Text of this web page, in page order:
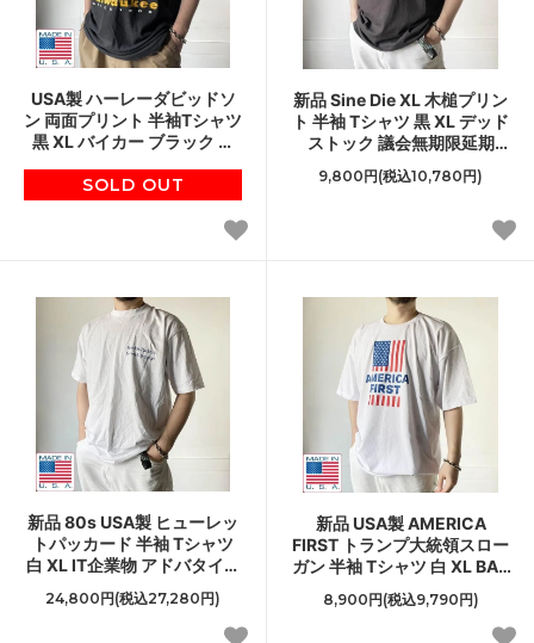
USA製 ハーレーダビッドソ
ン 両面プリント 半袖Tシャツ
黒 XL バイカー ブラック ア
SOLD OUT
新品 Sine Die XL 木槌プリン
ト 半袖 Tシャツ 黒 XL デッド
ストック 議会無期限延期
D152
9,800円(税込10,780円)
新品 80s USA製 ヒューレッ
トパッカード 半袖 Tシャツ
白 XL IT企業物 アドバタイジ
ング ビンテージ デッドスト
ック D152
24,800円(税込27,280円)
新品 USA製 AMERICA
FIRST トランプ大統領スロー
ガン 半袖 Tシャツ 白 XL BAY
SIDE アメリカ製 未使用品
D152
8,900円(税込9,790円)